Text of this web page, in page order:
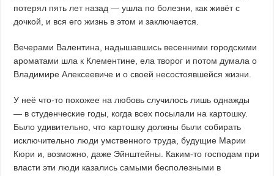
потерял пять лет назад — ушла по болезни, как живёт с
дочкой, и вся его жизнь в этом и заключается.
Вечерами Валентина, надышавшись весенними городскими
ароматами шла к Клементине, ела творог и потом думала о
Владимире Алексеевиче и о своей несостоявшейся жизни.
У неё что-то похожее на любовь случилось лишь однажды
— в студенческие годы, когда всех посылали на картошку.
Было удивительно, что картошку должны были собирать
исключительно люди умственного труда, будущие Марии
Кюри и, возможно, даже Эйнштейны. Каким-то господам при
власти эти люди казались самыми бесполезными в